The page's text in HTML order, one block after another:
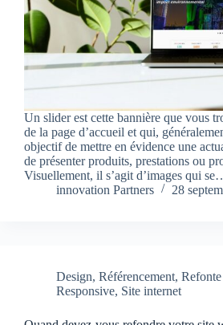
Un slider est cette bannière que vous
de la page d’accueil et qui,
objectif de mettre en évidence une
de présenter produits, prestations ou
Visuellement, il s’agit d’images qui
innovation Partners
28
Design, Référencement,
Responsive, Site internet